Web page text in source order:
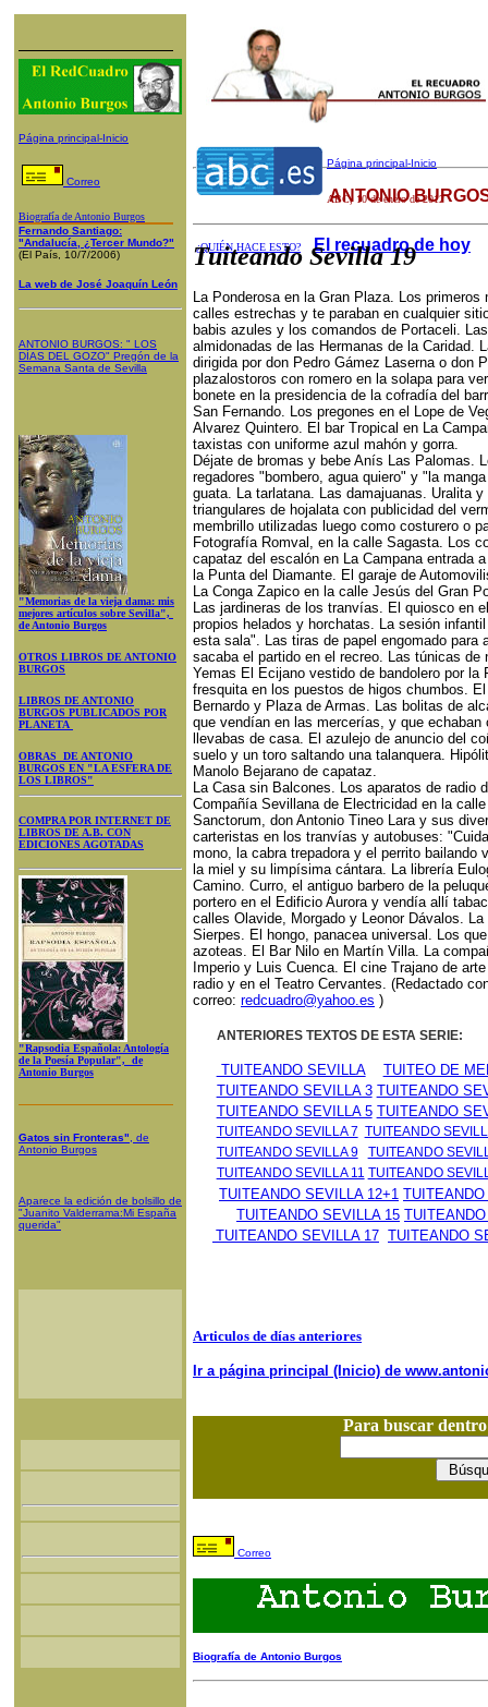
Página principal-Inicio
Correo
Biografía de Antonio Burgos
Fernando Santiago:
"Andalucía, ¿Tercer Mundo?"
(El País, 10/7/2006)
La web de José Joaquín León
ANTONIO BURGOS: " LOS
DÍAS DEL GOZO" Pregón de la
Semana Santa de Sevilla
"Memorias de la vieja dama: mis
mejores artículos sobre Sevilla",
de Antonio Burgos
OTROS LIBROS DE ANTONIO
BURGOS
LIBROS DE ANTONIO
BURGOS PUBLICADOS POR
PLANETA
OBRAS DE ANTONIO
BURGOS EN "LA ESFERA DE
LOS LIBROS"
COMPRA POR INTERNET DE
LIBROS DE A.B. CON
EDICIONES AGOTADAS
"Rapsodia Española: Antología
de la Poesía Popular", de
Antonio Burgos
Gatos sin Fronteras" , de
Antonio Burgos
Aparece la edición de bolsillo de
"Juanito Valderrama:Mi España
querida"
Página principal-Inicio
ABC, 10 de enero de 2012
¿QUIÉN HACE ESTO? El recuadro de hoy
ANTONIO
Tuiteando Sevilla 19
La Ponderosa en la Gran Plaza. Los
calles estrechas y te paraban en cualquier
babis azules y los comandos de Portaceli.
almidonadas de las Hermanas de la Caridad.
dirigida por don Pedro Gámez Laserna o don
plazalostoros con romero en la solapa para
bonete en la presidencia de la cofradía del
San Fernando. Los pregones en el Lope de
Alvarez Quintero. El bar Tropical en La
taxistas con uniforme azul mahón y gorra.
Déjate de bromas y bebe Anís Las Palomas.
regadores "bombero, agua quiero" y "la
guata. La tarlatana. Las damajuanas. Uralita
triangulares de hojalata con publicidad del
membrillo utilizadas luego como costurero o
Fotografía Romval, en la calle Sagasta. Los
capataz del escalón en La Campana entrada
la Punta del Diamante. El garaje de
La Conga Zapico en la calle Jesús del Gran
Las jardineras de los tranvías. El quiosco en
propios helados y horchatas. La sesión
esta sala". Las tiras de papel engomado para
sacaba el partido en el recreo. Las túnicas
Yemas El Ecijano vestido de bandolero por la
fresquita en los puestos de higos chumbos.
Bernardo y Plaza de Armas. Las bolitas de
que vendían en las mercerías, y que
llevabas de casa. El azulejo de anuncio del
suelo y un toro saltando una talanquera.
Manolo Bejarano de capataz.
La Casa sin Balcones. Los aparatos de radio
Compañía Sevillana de Electricidad en la
Sanctorum, don Antonio Tineo Lara y sus
carteristas en los tranvías y autobuses:
mono, la cabra trepadora y el perrito bailando
la miel y su limpísima cántara. La librería
Camino. Curro, el antiguo barbero de la
portero en el Edificio Aurora y vendía allí
calles Olavide, Morgado y Leonor Dávalos.
Sierpes. El hongo, panacea universal. Los
azoteas. El Bar Nilo en Martín Villa. La
Imperio y Luis Cuenca. El cine Trajano de
radio y en el Teatro Cervantes. (Redactado
correo: redcuadro@yahoo.es )
ANTERIORES TEXTOS DE ESTA SERIE:
TUITEANDO SEVILLA
TUITEO DE
TUITEANDO SEVILLA 3 TUITEANDO
TUITEANDO SEVILLA 5 TUITEANDO
TUITEANDO SEVILLA 7 TUITEANDO
TUITEANDO SEVILLA 9
TUITEANDO
TUITEANDO SEVILLA 11 TUITEANDO
TUITEANDO SEVILLA 12+1
TUITEANDO SEVILLA 15
TUITEANDO SEVILLA 17 TUITEANDO
Articulos de días anteriores
Ir a página principal (Inicio) de
Para buscar
Correo
Biografía de Antonio Burgos